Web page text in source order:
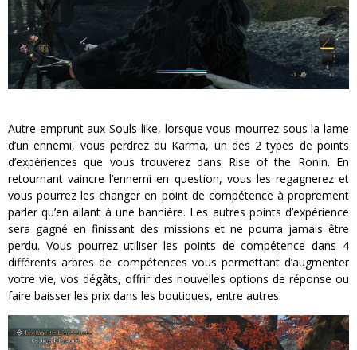
Autre emprunt aux Souls-like, lorsque vous mourrez sous la lame
d’un ennemi, vous perdrez du Karma, un des 2 types de points
d’expériences que vous trouverez dans Rise of the Ronin. En
retournant vaincre l’ennemi en question, vous les regagnerez et
vous pourrez les changer en point de compétence à proprement
parler qu’en allant à une bannière. Les autres points d’expérience
sera gagné en finissant des missions et ne pourra jamais être
perdu. Vous pourrez utiliser les points de compétence dans 4
différents arbres de compétences vous permettant d’augmenter
votre vie, vos dégâts, offrir des nouvelles options de réponse ou
faire baisser les prix dans les boutiques, entre autres.